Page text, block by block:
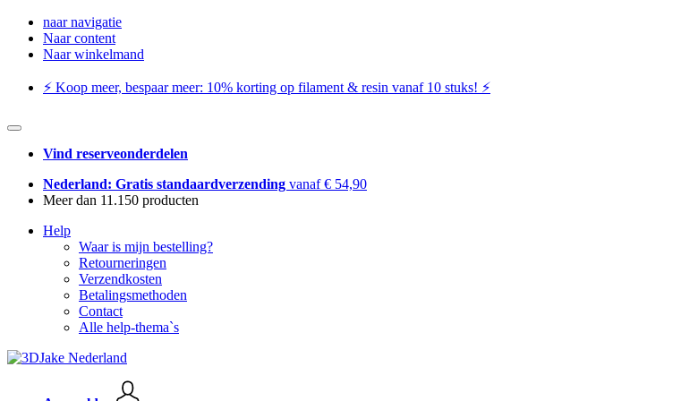
naar navigatie
Naar content
Naar winkelmand
⚡️ Koop meer, bespaar meer: ​​10% korting op filament & resin vanaf 10 stuks! ⚡️
Vind reserveonderdelen
Nederland: Gratis standaardverzending vanaf € 54,90
Meer dan 11.150 producten
Help
Waar is mijn bestelling?
Retourneringen
Verzendkosten
Betalingsmethoden
Contact
Alle help-thema`s